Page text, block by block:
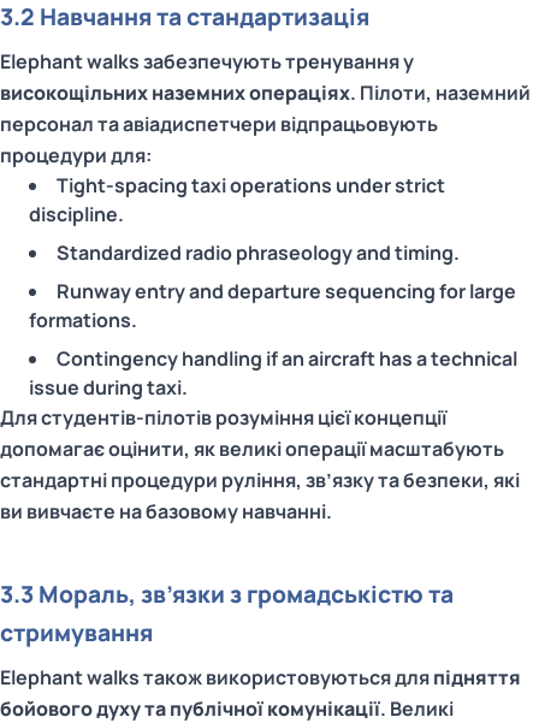
3.2 Навчання та стандартизація
Elephant walks забезпечують тренування у
високощільних наземних операціях. Пілоти, наземний
персонал та авіадиспетчери відпрацьовують
процедури для:
Tight‑spacing taxi operations under strict
discipline.
Standardized radio phraseology and timing.
Runway entry and departure sequencing for large
formations.
Contingency handling if an aircraft has a technical
issue during taxi.
Для студентів-пілотів розуміння цієї концепції
допомагає оцінити, як великі операції масштабують
стандартні процедури руління, зв’язку та безпеки, які
ви вивчаєте на базовому навчанні.
3.3 Мораль, зв’язки з громадськістю та
стримування
Elephant walks також використовуються дляпідняття
бойового духу та публічної комунікації. Великі